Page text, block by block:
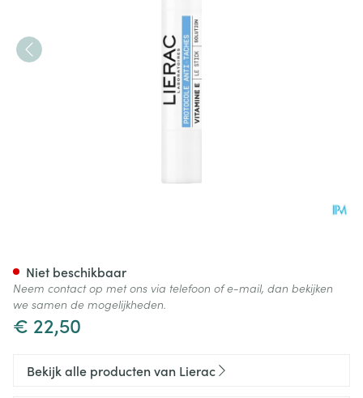
€ 22,50
Niet beschikbaar
Neem contact op met ons via telefoon of e-mail, dan bekijken
we samen de mogelijkheden.
Bekijk alle producten van Lierac